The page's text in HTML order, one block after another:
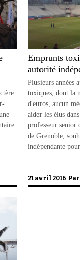
Emprunts
autorité
Plusieurs années
toxiques, dont la
d'euros, aucun
aider les élus
professeur senior
de Grenoble,
indépendante
21 avril 2016 Par